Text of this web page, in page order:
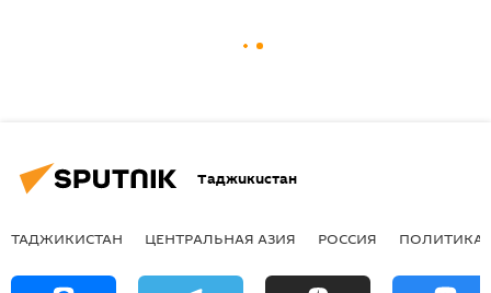
Таджикистан
ТАДЖИКИСТАН ЦЕНТРАЛЬНАЯ АЗИЯ РОССИЯ ПОЛИТИКА